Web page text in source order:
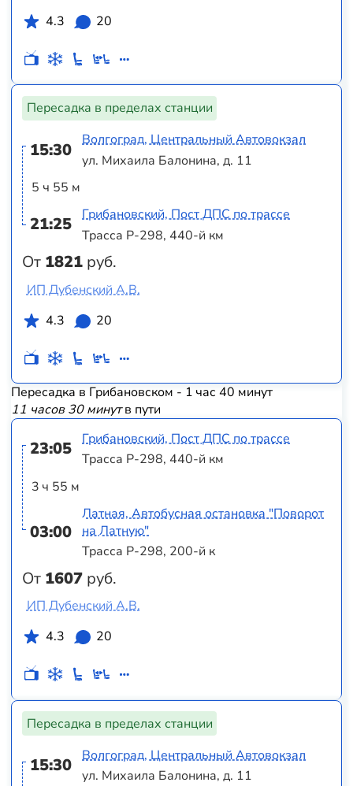
4.3
20
Пересадка в пределах станции
15:30
5 ч 55 м
21:25
От 1821 руб.
Волгоград, Центральный Автовокзал
ул. Михаила Балонина, д. 11
Грибановский, Пост ДПС по трассе
Трасса Р-298, 440-й км
ИП Дубенский А.В.
4.3
20
Пересадка в Грибановском - 1 час 40 минут
11 часов 30 минутв пути
23:05
3 ч 55 м
03:00
От 1607 руб.
Грибановский, Пост ДПС по трассе
Трасса Р-298, 440-й км
Латная, Автобусная остановка "Поворот
на Латную"
Трасса Р-298, 200-й к
ИП Дубенский А.В.
4.3
20
Пересадка в пределах станции
15:30
Волгоград, Центральный Автовокзал
ул. Михаила Балонина, д. 11